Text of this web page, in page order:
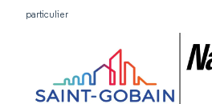
particulier